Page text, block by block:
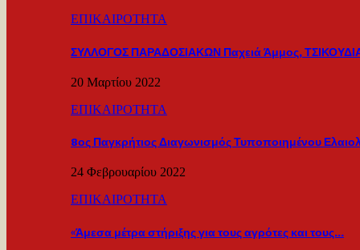
ΕΠΙΚΑΙΡΟΤΗΤΑ
ΣΥΛΛΟΓΟΣ ΠΑΡΑΔΟΣΙΑΚΩΝ Παχειά Άμμος,
20 Μαρτίου 2022
ΕΠΙΚΑΙΡΟΤΗΤΑ
8ος Παγκρήτιος Διαγωνισμός Τυποποιημένου
24 Φεβρουαρίου 2022
ΕΠΙΚΑΙΡΟΤΗΤΑ
«Άμεσα μέτρα στήριξης για τους αγρότες και τους…